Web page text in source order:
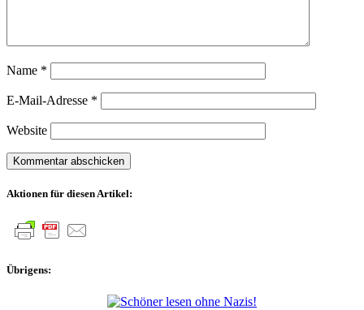
Name *
E-Mail-Adresse *
Website
Aktionen für diesen Artikel:
Übrigens: